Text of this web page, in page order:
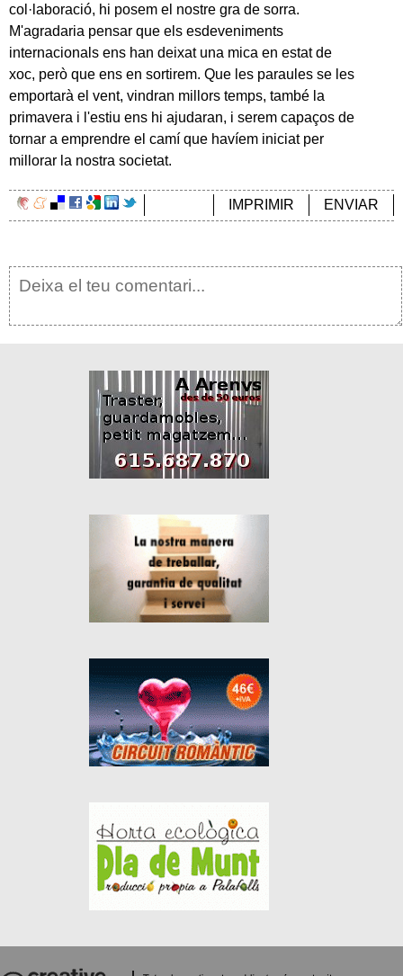
col·laboració, hi posem el nostre gra de sorra.
M'agradaria pensar que els esdeveniments
internacionals ens han deixat una mica en estat de
xoc, però que ens en sortirem. Que les paraules se les
emportarà el vent, vindran millors temps, també la
primavera i l'estiu ens hi ajudaran, i serem capaços de
tornar a emprendre el camí que havíem iniciat per
millorar la nostra societat.
ENVIAR
IMPRIMIR